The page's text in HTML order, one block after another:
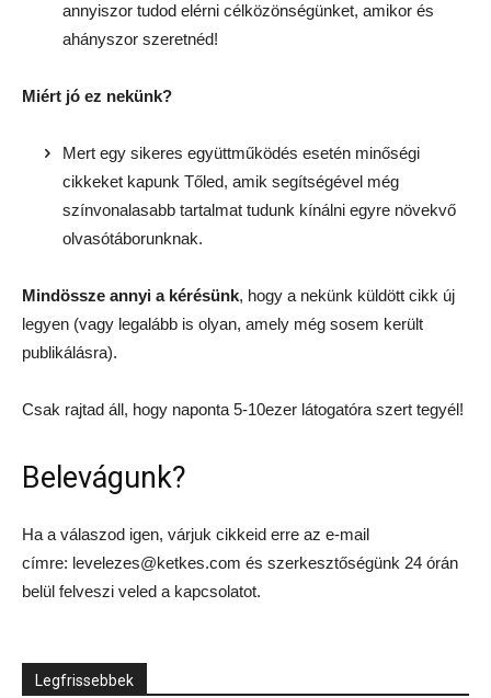
annyiszor tudod elérni célközönségünket, amikor és
ahányszor szeretnéd!
Miért jó ez nekünk?
Mert egy sikeres együttműködés esetén minőségi
cikkeket kapunk Tőled, amik segítségével még
színvonalasabb tartalmat tudunk kínálni egyre növekvő
olvasótáborunknak.
Mindössze annyi a kérésünk, hogy a nekünk küldött cikk új
legyen (vagy legalább is olyan, amely még sosem került
publikálásra).
Csak rajtad áll, hogy naponta 5-10ezer látogatóra szert tegyél!
Belevágunk?
Ha a válaszod igen, várjuk cikkeid erre az e-mail
címre: levelezes@ketkes.com és szerkesztőségünk 24 órán
belül felveszi veled a kapcsolatot.
Legfrissebbek